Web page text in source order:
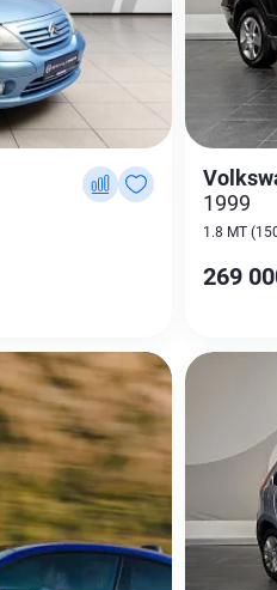
1999
1.8 MT
269